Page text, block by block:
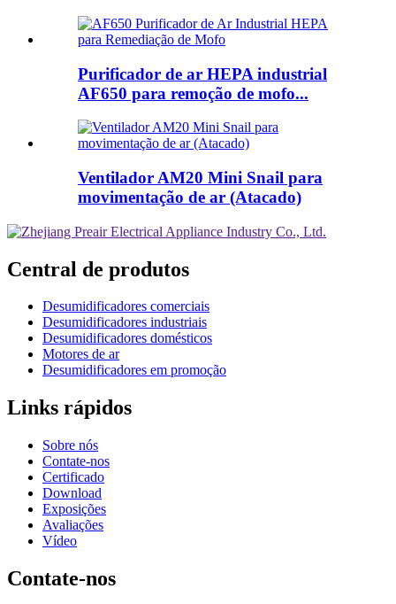
Purificador de ar HEPA industrial
AF650 para remoção de mofo...
Ventilador AM20 Mini Snail para
movimentação de ar (Atacado)
Central de produtos
Desumidificadores comerciais
Desumidificadores industriais
Desumidificadores domésticos
Motores de ar
Desumidificadores em promoção
Links rápidos
Sobre nós
Contate-nos
Certificado
Download
Exposições
Avaliações
Vídeo
Contate-nos